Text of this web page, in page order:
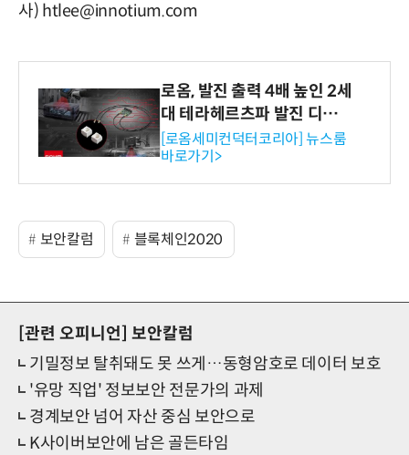
사) htlee@innotium.com
로옴, 발진 출력 4배 높인 2세
대 테라헤르츠파 발진 디바이
스 개발
[로옴세미컨덕터코리아] 뉴스룸
바로가기>
보안칼럼 블록체인2020
[관련 오피니언] 보안칼럼
기밀정보 탈취돼도 못 쓰게…동형암호로 데이터 보호
'유망 직업' 정보보안 전문가의 과제
경계보안 넘어 자산 중심 보안으로
K사이버보안에 남은 골든타임